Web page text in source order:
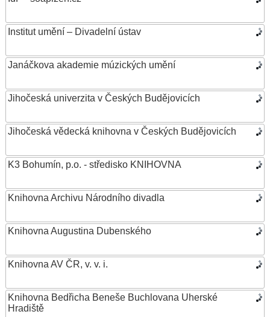
Institut umění – Divadelní ústav
Janáčkova akademie múzických umění
Jihočeská univerzita v Českých Budějovicích
Jihočeská vědecká knihovna v Českých Budějovicích
K3 Bohumín, p.o. - středisko KNIHOVNA
Knihovna Archivu Národního divadla
Knihovna Augustina Dubenského
Knihovna AV ČR, v. v. i.
Knihovna Bedřicha Beneše Buchlovana Uherské
Hradiště